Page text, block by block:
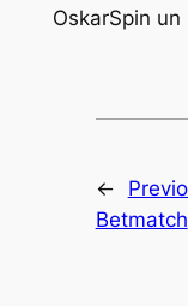
OskarSpin
←
Betmatch